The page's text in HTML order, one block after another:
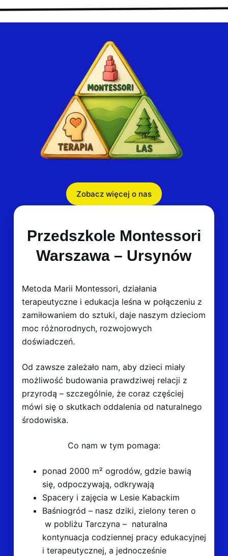
Przedszkole Montessori
Warszawa – Ursynów
Metoda Marii Montessori, działania
terapeutyczne i edukacja leśna w połączeniu z
zamiłowaniem do sztuki, daje naszym dzieciom
moc różnorodnych, rozwojowych
doświadczeń.
Od zawsze zależało nam, aby dzieci miały
możliwość budowania prawdziwej relacji z
przyrodą – szczególnie, że coraz częściej
mówi się o skutkach oddalenia od naturalnego
środowiska.
Co nam w tym pomaga:
ponad 2000 m² ogrodów, gdzie bawią
się, odpoczywają, odkrywają
Spacery i zajęcia w Lesie Kabackim
Baśniogród – nasz dziki, zielony teren o
w pobliżu Tarczyna – naturalna
kontynuacja codziennej pracy edukacyjnej
i terapeutycznej, a jednocześnie
Zobacz więcej o nas